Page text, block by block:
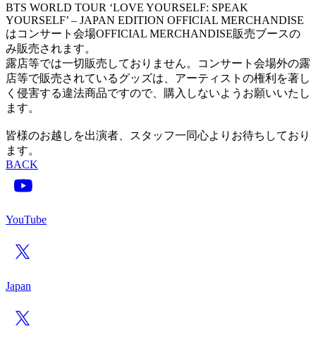
BTS WORLD TOUR ‘LOVE YOURSELF: SPEAK
YOURSELF’ – JAPAN EDITION OFFICIAL MERCHANDISE
はコンサート会場OFFICIAL MERCHANDISE販売ブースの
み販売されます。
露店等では一切販売しておりません。コンサート会場外の露
店等で販売されているグッズは、アーティストの権利を著し
く侵害する違法商品ですので、購入しないようお願いいたし
ます。
皆様のお越しを出演者、スタッフ一同心よりお待ちしており
ます。
BACK
YouTube
Japan